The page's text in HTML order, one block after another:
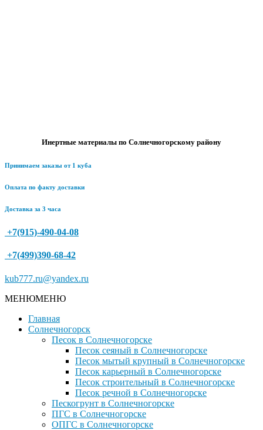
Инертные материалы по Солнечногорскому району
Принимаем заказы от 1 куба
Оплата по факту доставки
Доставка за 3 часа
+7(915)-490-04-08
+7(499)390-68-42
kub777.ru@yandex.ru
МЕНЮМЕНЮ
Главная
Солнечногорск
Песок в Солнечногорске
Песок сеяный в Солнечногорске
Песок мытый крупный в Солнечногорске
Песок карьерный в Солнечногорске
Песок строительный в Солнечногорске
Песок речной в Солнечногорске
Пескогрунт в Солнечногорске
ПГС в Солнечногорске
ОПГС в Солнечногорске